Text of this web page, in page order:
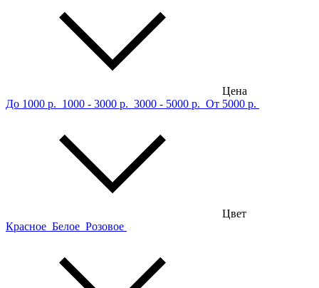
Цена
До 1000 р. 1000 - 3000 р. 3000 - 5000 р. От 5000 р.
Цвет
Красное Белое Розовое